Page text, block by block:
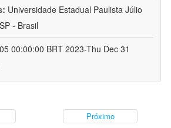
Universidade Estadual Paulista Júlio
- Brasil
00:00:00 BRT 2023-Thu Dec 31
Próximo